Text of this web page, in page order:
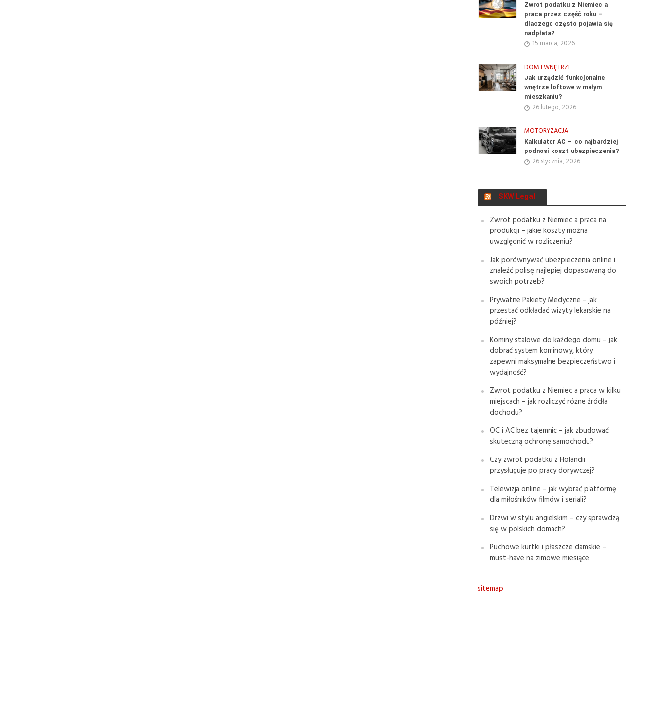
Zwrot podatku z Niemiec a
praca przez część roku –
dlaczego często pojawia się
nadpłata?
15 marca, 2026
DOM I WNĘTRZE
Jak urządzić funkcjonalne
wnętrze loftowe w małym
mieszkaniu?
26 lutego, 2026
MOTORYZACJA
Kalkulator AC – co najbardziej
podnosi koszt ubezpieczenia?
26 stycznia, 2026
SKW Legal
Zwrot podatku z Niemiec a praca na
produkcji – jakie koszty można
uwzględnić w rozliczeniu?
Jak porównywać ubezpieczenia online i
znaleźć polisę najlepiej dopasowaną do
swoich potrzeb?
Prywatne Pakiety Medyczne – jak
przestać odkładać wizyty lekarskie na
później?
Kominy stalowe do każdego domu – jak
dobrać system kominowy, który
zapewni maksymalne bezpieczeństwo i
wydajność?
Zwrot podatku z Niemiec a praca w kilku
miejscach – jak rozliczyć różne źródła
dochodu?
OC i AC bez tajemnic – jak zbudować
skuteczną ochronę samochodu?
Czy zwrot podatku z Holandii
przysługuje po pracy dorywczej?
Telewizja online – jak wybrać platformę
dla miłośników filmów i seriali?
Drzwi w stylu angielskim – czy sprawdzą
się w polskich domach?
Puchowe kurtki i płaszcze damskie –
must-have na zimowe miesiące
sitemap